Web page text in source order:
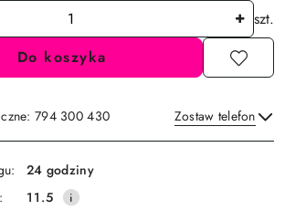
szt.
Do koszyka
794 300 430 Zostaw telefon
Wyślij
24 godziny
11.5